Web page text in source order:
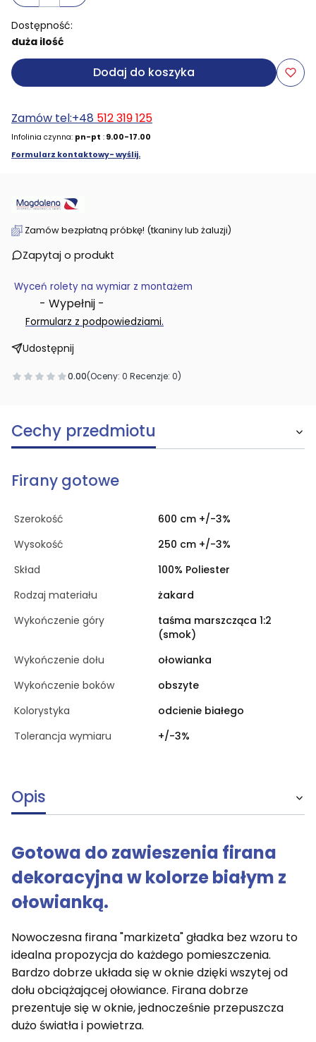
Dostępność:
duża ilość
Dodaj do koszyka
Zamów tel:+48 512 319 125
Infolinia czynna: pn-pt : 9.00-17.00
Formularz kontaktowy- wyślij.
Zamów bezpłatną próbkę! (tkaniny lub żaluzji)
Zapytaj o produkt
Wyceń rolety na wymiar z montażem
- Wypełnij -
Formularz z podpowiedziami.
Udostępnij
0.00(Oceny: 0 Recenzje: 0)
Cechy przedmiotu
Firany gotowe
Szerokość
600 cm +/-3%
Wysokość
250 cm +/-3%
Skład
100% Poliester
Rodzaj materiału
żakard
Wykończenie góry
taśma marszcząca 1:2
(smok)
Wykończenie dołu
ołowianka
Wykończenie boków
obszyte
Kolorystyka
odcienie białego
Tolerancja wymiaru
+/-3%
Opis
Gotowa do zawieszenia firana
dekoracyjna w kolorze białym z
ołowianką.
Nowoczesna firana "markizeta" gładka bez wzoru to
idealna propozycja do każdego pomieszczenia.
Bardzo dobrze układa się w oknie dzięki wszytej od
dołu obciążającej ołowiance. Firana dobrze
prezentuje się w oknie, jednocześnie przepuszcza
dużo światła i powietrza.